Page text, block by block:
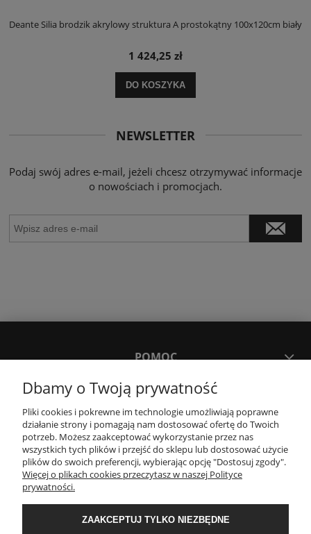
Deante Silia brodzik akrylowy struktura A prostokątny 100x120cm biały
1 424,25 zł
DO KOSZYKA
NEWSLETTER
Podaj swój adres e-mail, jeżeli chcesz otrzymywać informacje
o nowościach i promocjach.
POMOC
MOJE KONTO
PŁATNOŚCI I DOSTAWA
KONTAKT
Wyposażenie łazienek Łazienki.eco | Pawła 23, 41-708 Ruda Śląska | E-mail:
Dbamy o Twoją prywatność
Pliki cookies i pokrewne im technologie umożliwiają poprawne
działanie strony i pomagają nam dostosować ofertę do Twoich
potrzeb. Możesz zaakceptować wykorzystanie przez nas
wszystkich tych plików i przejść do sklepu lub dostosować użycie
plików do swoich preferencji, wybierając opcję "Dostosuj zgody".
Więcej o plikach cookies przeczytasz w naszej Polityce
prywatności.
ZAAKCEPTUJ TYLKO NIEZBĘDNE